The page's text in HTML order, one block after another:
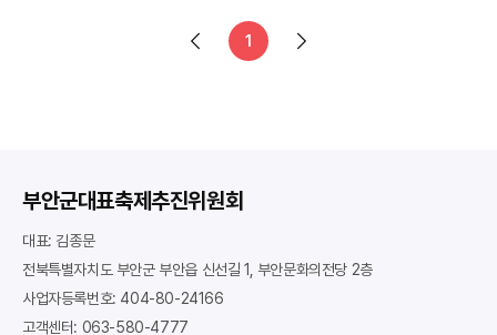
1
부안군대표축제추진위원회
대표: 김종문
전북특별자치도 부안군 부안읍 신선길 1, 부안문화의전당 2층
사업자등록번호: 404-80-24166
고객센터: 063-580-4777